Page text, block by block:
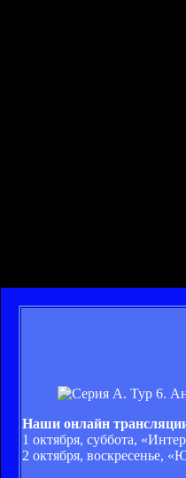
Наши онлайн
1 октября, суббота,
2 октября, воскресенье,